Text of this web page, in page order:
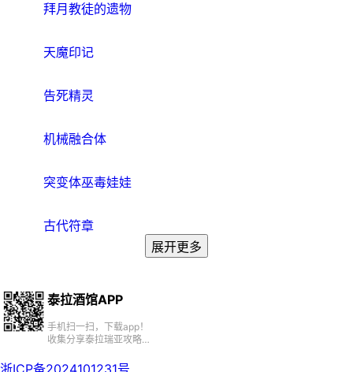
拜月教徒的遗物
天魔印记
告死精灵
机械融合体
突变体巫毒娃娃
古代符章
展开更多
泰拉酒馆APP
手机扫一扫，下载app！
收集分享泰拉瑞亚攻略、